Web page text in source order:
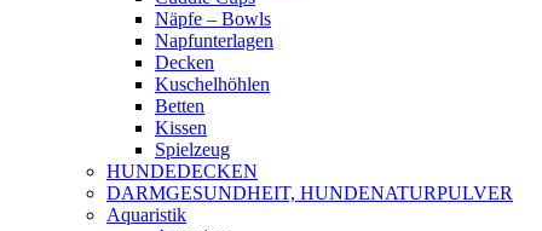
Näpfe – Bowls
Napfunterlagen
Decken
Kuschelhöhlen
Betten
Kissen
Spielzeug
HUNDEDECKEN
DARMGESUNDHEIT, HUNDENATURPULVER
Aquaristik